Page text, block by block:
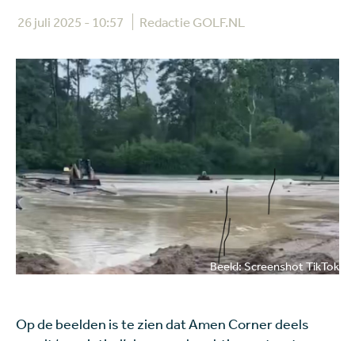
26 juli 2025 - 10:57 Redactie GOLF.NL
Beeld: Screenshot TikTok
Op de beelden is te zien dat Amen Corner deels